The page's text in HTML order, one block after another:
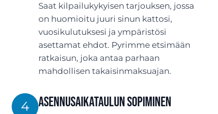
Saat kilpailukykyisen tarjouksen, jossa
on huomioitu juuri sinun kattosi,
vuosikulutuksesi ja ympäristösi
asettamat ehdot. Pyrimme etsimään
ratkaisun, joka antaa parhaan
mahdollisen takaisinmaksuajan.
4 Asennusaikataulun sopiminen